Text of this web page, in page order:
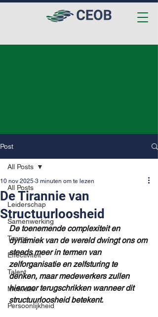
Post
All Posts
Leiderschap
Samenwerking
Teams
Effectiviteit
Talent
Motivatie
Persoonlijkheid
All Posts
De Tirannie van
Structuurloosheid
10 nov 2025 3 minuten om te lezen
De toenemende complexiteit en
dynamiek van de wereld dwingt ons om
steeds meer in termen van
zelforganisatie en zelfsturing te
denken, maar medewerkers zullen
hiervoor terugschrikken wanneer dit
structuurloosheid betekent.